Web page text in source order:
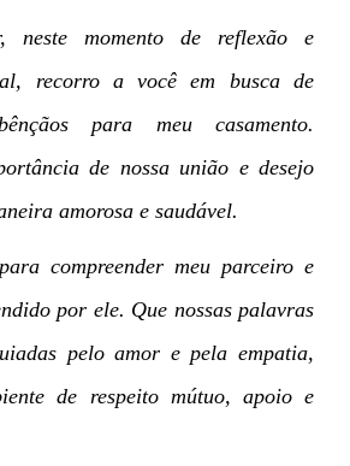
neste momento de reflexão e
recorro a você em busca de
para meu casamento.
de nossa união e desejo
amorosa e saudável.
compreender meu parceiro e
por ele. Que nossas palavras
pelo amor e pela empatia,
de respeito mútuo, apoio e